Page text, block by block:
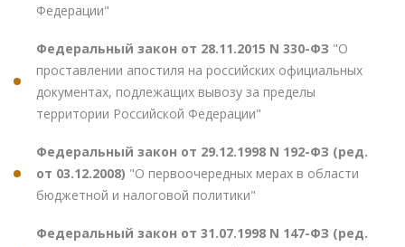
Федерации"
Федеральный закон от 28.11.2015 N 330-ФЗ "О
проставлении апостиля на российских официальных
документах, подлежащих вывозу за пределы
территории Российской Федерации"
Федеральный закон от 29.12.1998 N 192-ФЗ (ред.
от 03.12.2008) "О первоочередных мерах в области
бюджетной и налоговой политики"
Федеральный закон от 31.07.1998 N 147-ФЗ (ред.